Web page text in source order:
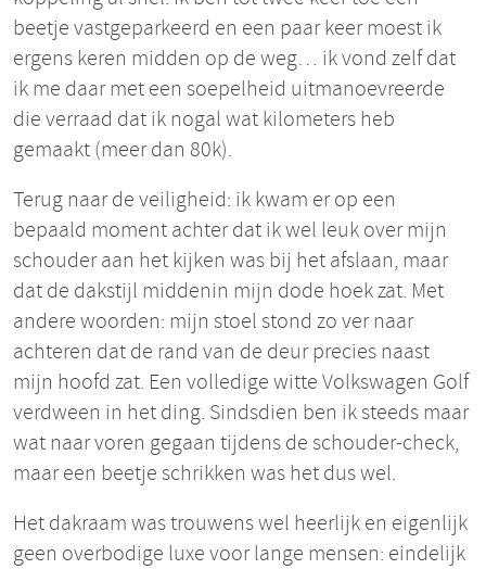
beetje vastgeparkeerd en een paar keer moest ik
ergens keren midden op de weg… ik vond zelf dat
ik me daar met een soepelheid uitmanoevreerde
die verraad dat ik nogal wat kilometers heb
gemaakt (meer dan 80k).
Terug naar de veiligheid: ik kwam er op een
bepaald moment achter dat ik wel leuk over mijn
schouder aan het kijken was bij het afslaan, maar
dat de dakstijl middenin mijn dode hoek zat. Met
andere woorden: mijn stoel stond zo ver naar
achteren dat de rand van de deur precies naast
mijn hoofd zat. Een volledige witte Volkswagen Golf
verdween in het ding. Sindsdien ben ik steeds maar
wat naar voren gegaan tijdens de schouder-check,
maar een beetje schrikken was het dus wel.
Het dakraam was trouwens wel heerlijk en eigenlijk
geen overbodige luxe voor lange mensen: eindelijk